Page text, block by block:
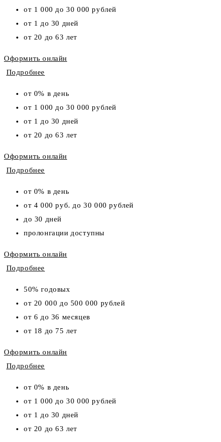
от 1 000 до 30 000 рублей
от 1 до 30 дней
от 20 до 63 лет
Оформить онлайн
Подробнее
от 0% в день
от 1 000 до 30 000 рублей
от 1 до 30 дней
от 20 до 63 лет
Оформить онлайн
Подробнее
от 0% в день
от 4 000 руб. до 30 000 рублей
до 30 дней
пролонгации доступны
Оформить онлайн
Подробнее
50% годовых
от 20 000 до 500 000 рублей
от 6 до 36 месяцев
от 18 до 75 лет
Оформить онлайн
Подробнее
от 0% в день
от 1 000 до 30 000 рублей
от 1 до 30 дней
от 20 до 63 лет